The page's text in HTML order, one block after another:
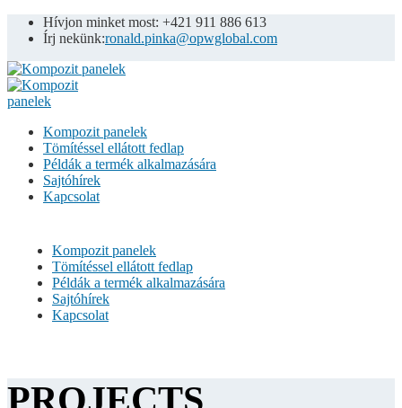
Hívjon minket most: +421 911 886 613
Írj nekünk:ronald.pinka@opwglobal.com
Kompozit panelek
Tömítéssel ellátott fedlap
Példák a termék alkalmazására
Sajtóhírek
Kapcsolat
Kompozit panelek
Tömítéssel ellátott fedlap
Példák a termék alkalmazására
Sajtóhírek
Kapcsolat
PROJECTS